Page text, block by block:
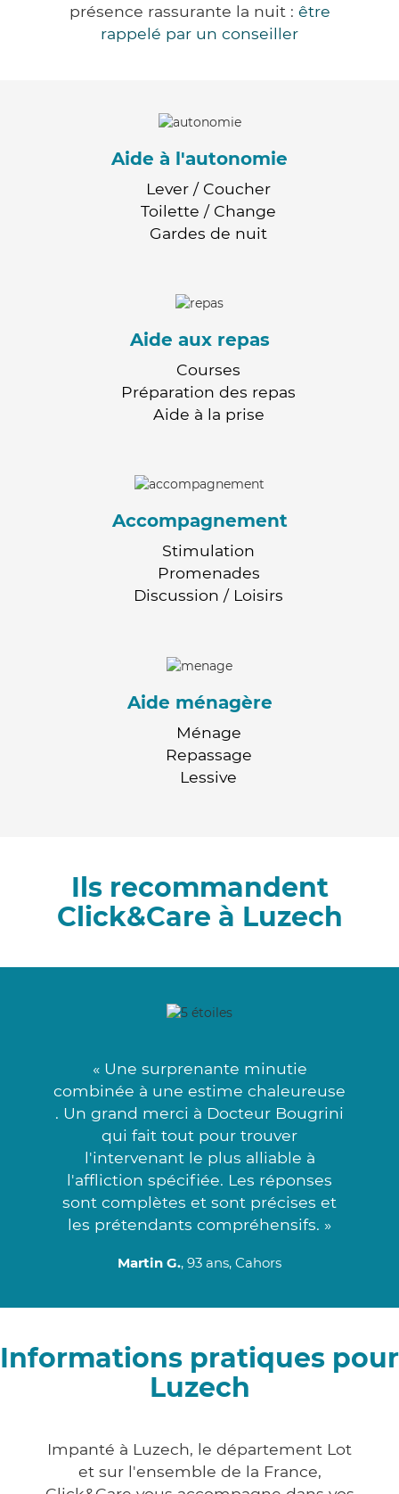
présence rassurante la nuit : être
rappelé par un conseiller
Aide à l'autonomie
Lever / Coucher
Toilette / Change
Gardes de nuit
Aide aux repas
Courses
Préparation des repas
Aide à la prise
Accompagnement
Stimulation
Promenades
Discussion / Loisirs
Aide ménagère
Ménage
Repassage
Lessive
Ils recommandent
Click&Care à Luzech
« Une surprenante minutie
combinée à une estime chaleureuse
. Un grand merci à Docteur Bougrini
qui fait tout pour trouver
l'intervenant le plus alliable à
l'affliction spécifiée. Les réponses
sont complètes et sont précises et
les prétendants compréhensifs. »
Martin G., 93 ans, Cahors
Informations pratiques pour
Luzech
Impanté à Luzech, le département Lot
et sur l'ensemble de la France,